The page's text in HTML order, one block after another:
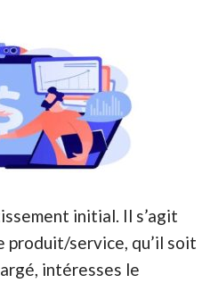
initial. Il s’agit
produit/service, qu’il soit
intéresses le